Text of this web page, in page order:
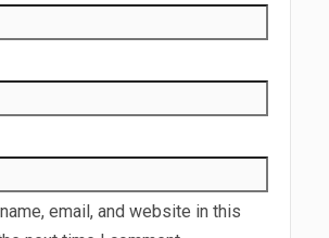
email, and website in this